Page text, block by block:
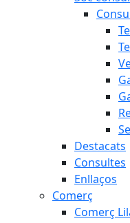
Destacats
Consultes
Enllaços
Comerç
Comerç